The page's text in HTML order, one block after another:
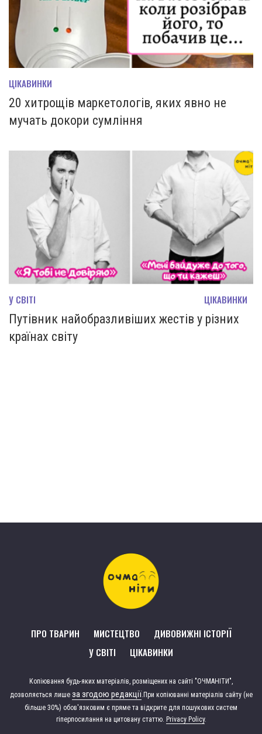
ЦІКАВИНКИ
20 хитрощів маркетологів, яких явно не
мучать докори сумління
У СВІТІ ЦІКАВИНКИ
Путівник найобразливіших жестів у різних
країнах світу
ПРО ТВАРИН МИСТЕЦТВО
ДИВОВИЖНІ ІСТОРІЇ
У СВІТІ
ЦІКАВИНКИ
Копіювання будь-яких матеріалів, розміщених на сайті "ОЧМАНІТИ",
дозволяється лише за згодою редакції При копіюванні матеріалів сайту (не
більше 30%) обов'язковим є пряме та відкрите для пошукових систем
гіперпосилання на цитовану статтю. Privacy Policy.